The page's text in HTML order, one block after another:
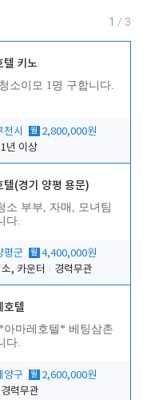
1 / 3
텔 키노
소이모 1명 구합니다.
천시 월 2,800,000원
1년 이상
텔(경기 양평 용문)
소 부부, 자매, 모녀팀
다.
평군 월 4,400,000원
, 카운터
경력무관
호텔
아마레호텔* 베팅삼촌
다.
양구 월 2,600,000원
경력무관